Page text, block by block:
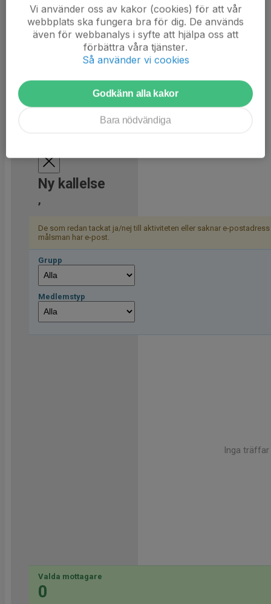
Onsdag 3 apr 2024, 10:00-11:00
Lombia
Samling: 10:00
OBS! Lombia ishall.
Ny kallelse
,
De som redan tackat ja/nej till aktiviteten eller saknar e-
målsman har e-post.
Grupp
Medlemstyp
Inga träffar
Valda mottagare
0
Vi använder oss av kakor (cookies) för att vår
webbplats ska fungera bra för dig. De används
även för webbanalys i syfte att hjälpa oss att
förbättra våra tjänster.
Så använder vi cookies
Godkänn alla kakor
Bara nödvändiga